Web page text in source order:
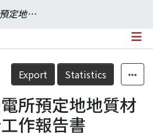
大臺北華城變電所預定地地質材料試驗及分析工作報告書
Details
Export Statistics
所預定地地質材
作報告書